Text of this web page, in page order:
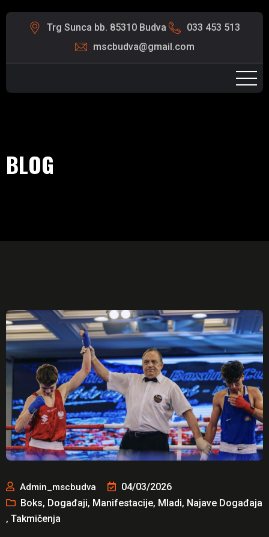
Trg Sunca bb. 85310 Budva
033 453 513
mscbudva@gmail.com
BLOG
Admin_mscbudva
04/03/2026
Boks, Događaji, Manifestacije, Mladi, Najave Događaja
, Takmičenja